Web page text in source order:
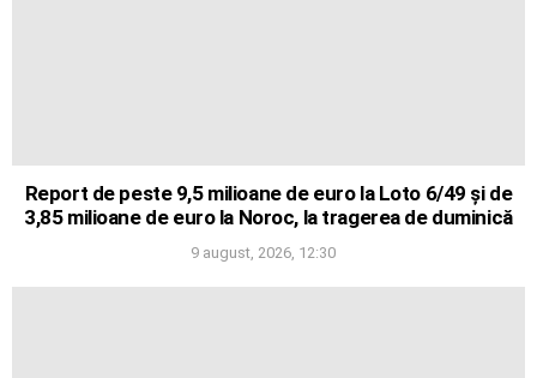
Report de peste 9,5 milioane de euro la Loto 6/49 și de
3,85 milioane de euro la Noroc, la tragerea de duminică
9 august, 2026, 12:30